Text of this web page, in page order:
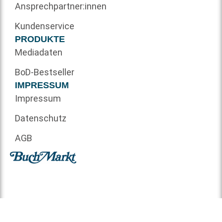
Ansprechpartner:innen
Kundenservice
PRODUKTE
Mediadaten
BoD-Bestseller
IMPRESSUM
Impressum
Datenschutz
AGB